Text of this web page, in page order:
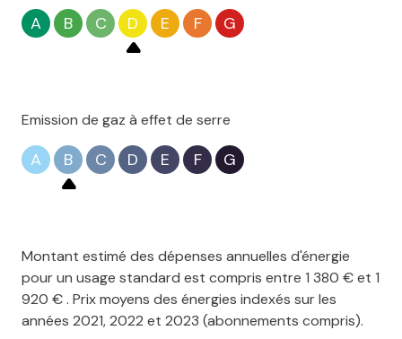
A B C D E F G
Emission de gaz à effet de serre
A B C D E F G
Montant estimé des dépenses annuelles d'énergie
pour un usage standard est compris entre 1 380 € et 1
920 € . Prix moyens des énergies indexés sur les
années 2021, 2022 et 2023 (abonnements compris).